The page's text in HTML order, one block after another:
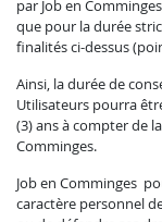
par Job en
que pour la durée
finalités ci-dessus
Ainsi, la durée de
Utilisateurs pourra
(3) ans à compter de
Comminges.
Job en Comminges
caractère personnel